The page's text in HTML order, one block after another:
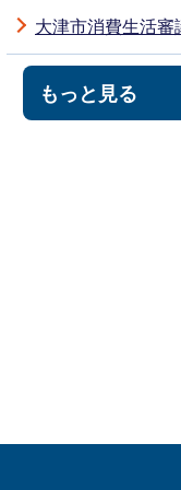
もっと見る
大津市消費生活審